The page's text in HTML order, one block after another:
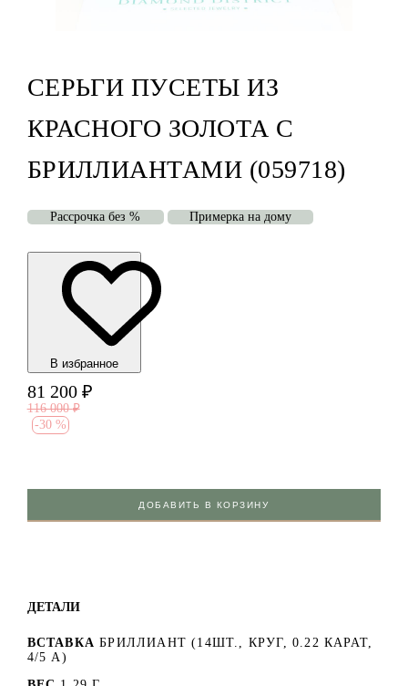
СЕРЬГИ ПУСЕТЫ ИЗ
КРАСНОГО ЗОЛОТА С
БРИЛЛИАНТАМИ (059718)
Рассрочка без % Примерка на дому
В избранноe
81 200 ₽
116 000 ₽
-30 %
ДОБАВИТЬ В КОРЗИНУ
ДЕТАЛИ
ВСТАВКА БРИЛЛИАНТ (14ШТ., КРУГ, 0.22 КАРАТ,
4/5 А)